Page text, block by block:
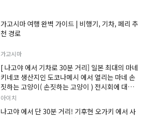
가고시마 여행 완벽 가이드 | 비행기, 기차, 페리 추
천 경로
가고시마
[ 나고야 에서 기차로 30분 거리] 일본 최대의 마네
키네코 생산지인 도코나메시 에서 열리는 마네 손
짓하는 고양이( 손짓하는 고양이 ) 전시회에 대한
정보입니다.
아이치
나고야 에서 단 30분 거리! 기후현 오가키 에서 사